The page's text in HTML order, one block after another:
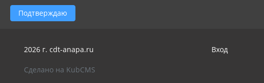
2026 г. cdt-anapa.ru Вход
Сделано на KubCMS
Подтверждаю